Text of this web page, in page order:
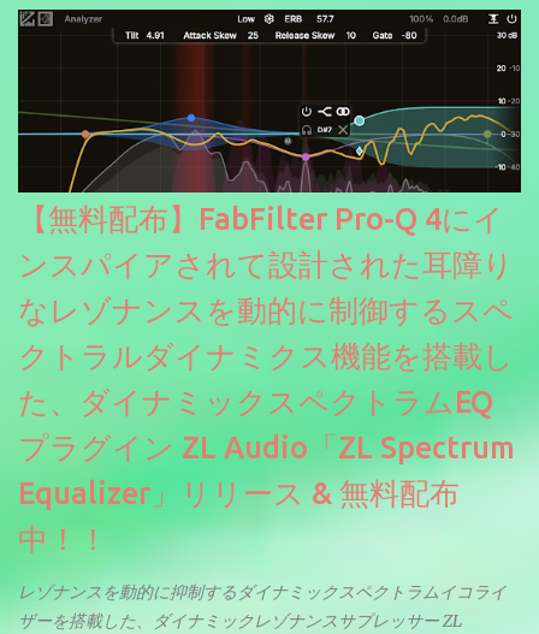
【無料配布】FabFilter Pro-Q 4にイ
ンスパイアされて設計された耳障り
なレゾナンスを動的に制御するスペ
クトラルダイナミクス機能を搭載し
た、ダイナミックスペクトラムEQ
プラグイン ZL Audio「ZL Spectrum
Equalizer」リリース & 無料配布
中！！
レゾナンスを動的に抑制するダイナミックスペクトラムイコライ
ザーを搭載した、ダイナミックレゾナンスサプレッサー ZL